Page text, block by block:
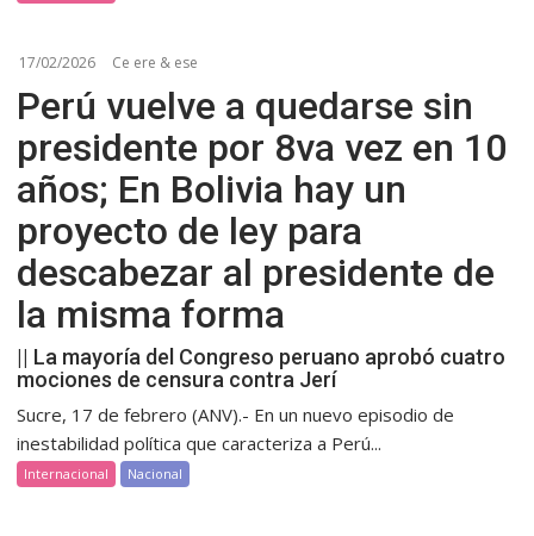
17/02/2026 Ce ere & ese
Perú vuelve a quedarse sin
presidente por 8va vez en 10
años; En Bolivia hay un
proyecto de ley para
descabezar al presidente de
la misma forma
|| La mayoría del Congreso peruano aprobó cuatro
mociones de censura contra Jerí
Sucre, 17 de febrero (ANV).- En un nuevo episodio de
inestabilidad política que caracteriza a Perú...
Internacional Nacional